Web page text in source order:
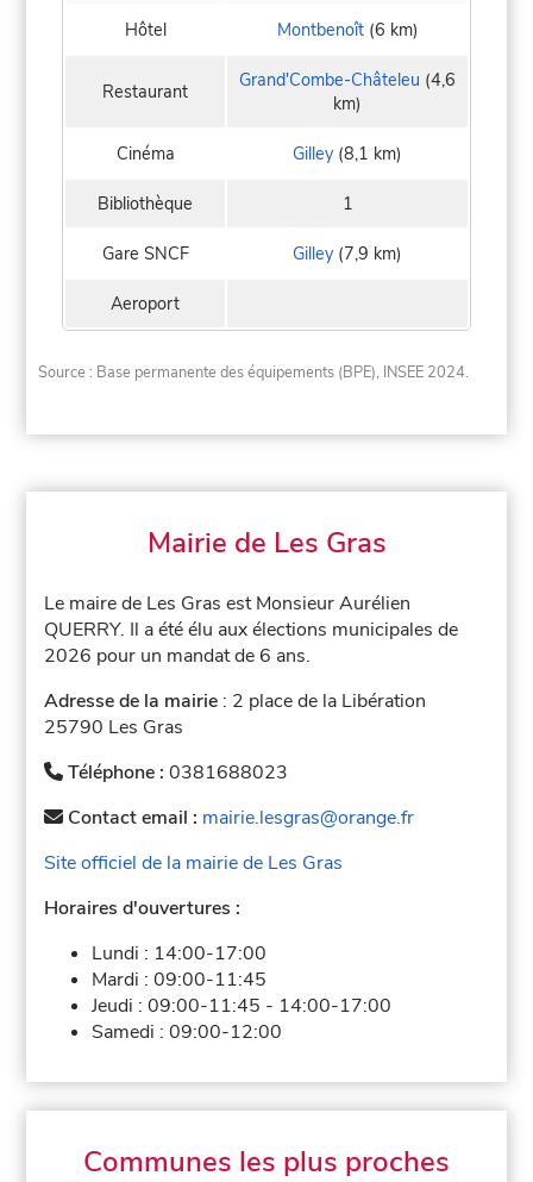
Hôtel Montbenoît(6 km)
Restaurant Grand'Combe-Châteleu (4,6
km)
Cinéma Gilley (8,1 km)
Bibliothèque 1
Gare SNCF Gilley (7,9 km)
Aeroport
Source : Base permanente des équipements (BPE), INSEE 2024.
Mairie de Les Gras
Le maire de Les Gras est Monsieur Aurélien
QUERRY. Il a été élu aux élections municipales de
2026 pour un mandat de 6 ans.
Adresse de la mairie : 2 place de la Libération
25790 Les Gras
Téléphone :0381688023
Contact email : mairie.lesgras@orange.fr
Site officiel de la mairie de Les Gras
Horaires d'ouvertures :
Lundi : 14:00-17:00
Mardi :09:00-11:45
Jeudi :09:00-11:45 - 14:00-17:00
Samedi :09:00-12:00
Communes les plus proches